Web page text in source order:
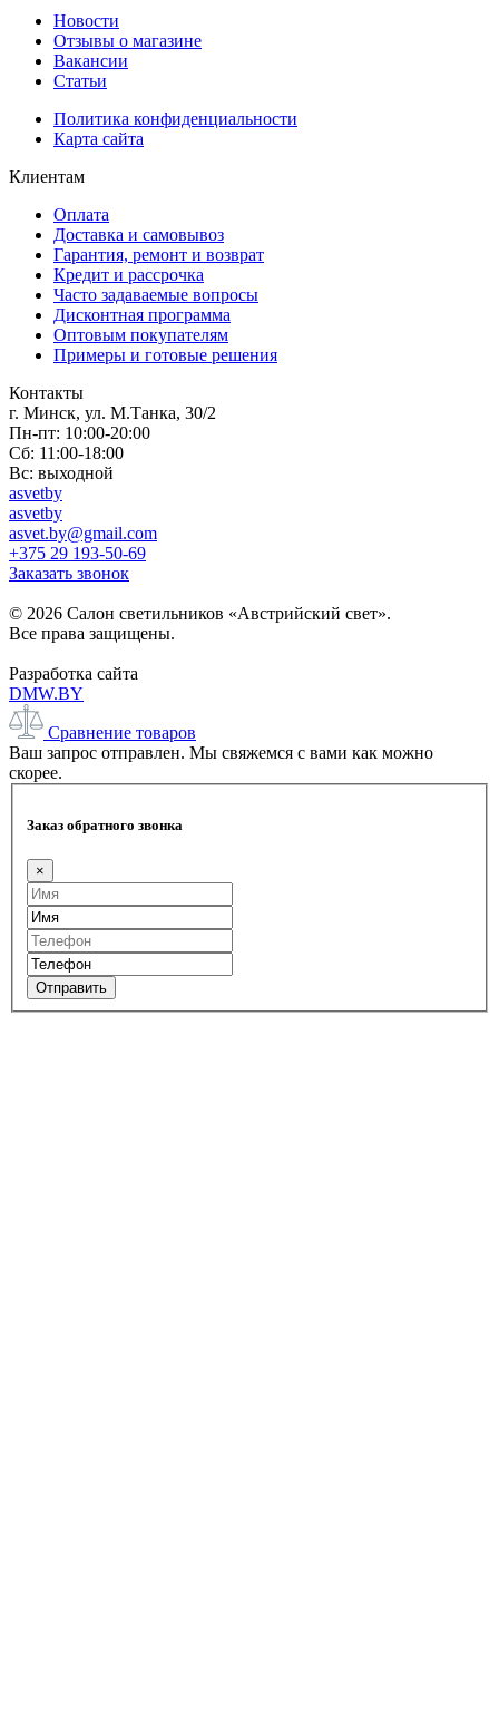
Новости
Отзывы о магазине
Вакансии
Статьи
Политика конфиденциальности
Карта сайта
Клиентам
Оплата
Доставка и самовывоз
Гарантия, ремонт и возврат
Кредит и рассрочка
Часто задаваемые вопросы
Дисконтная программа
Оптовым покупателям
Примеры и готовые решения
Контакты
г. Минск, ул. М.Танка, 30/2
Пн-пт: 10:00-20:00
Сб: 11:00-18:00
Вс: выходной
asvetby
asvetby
asvet.by@gmail.com
+375 29 193-50-69
Заказать звонок
© 2026 Салон светильников «Австрийский свет».
Все права защищены.
Разработка сайта
DMW.BY
Сравнение товаров
Ваш запрос отправлен. Мы свяжемся с вами как можно
скорее.
Заказ обратного звонка
×
Отправить